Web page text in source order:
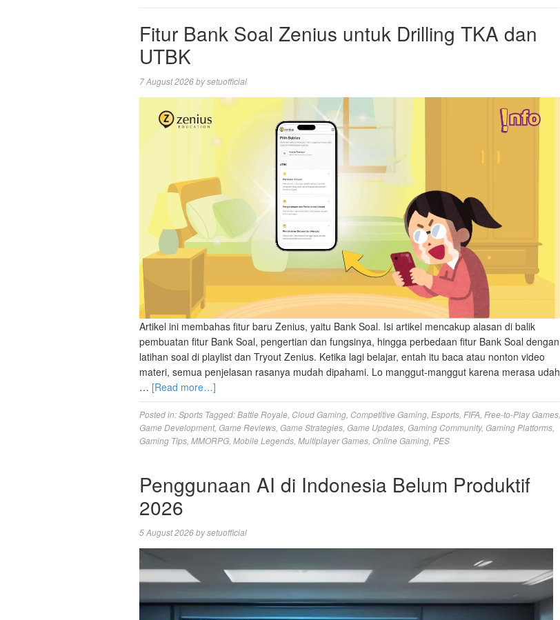
Fitur Bank Soal Zenius untuk Drilling TKA dan
UTBK
7 August 2026bysetuofficial
Artikel ini membahas fitur baru Zenius, yaitu Bank Soal. Isi artikel mencakup alasan di balik
pembuatan fitur Bank Soal, pengertian dan fungsinya, hingga perbedaan fitur Bank Soal dengan
latihan soal di playlist dan Tryout Zenius. Ketika lagi belajar, entah itu baca atau nonton video
materi, semua penjelasan rasanya mudah dipahami. Lo manggut-manggut karena merasa udah
… [Read more…]
Posted in:Sports Tagged:Battle Royale Cloud Gaming Competitive Gaming Esports FIFA Free-to-Play Games
Game Development, Game Reviews Game Strategies Game Updates Gaming Community, Gaming Platforms
Gaming Tips MMORPG Mobile Legends Multiplayer Games Online Gaming PES
Penggunaan AI di Indonesia Belum Produktif
2026
5 August 2026bysetuofficial